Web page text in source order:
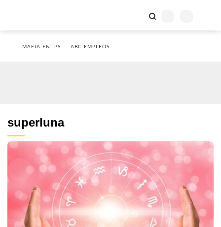
MAFIA EN IPS ABC EMPLEOS
superluna